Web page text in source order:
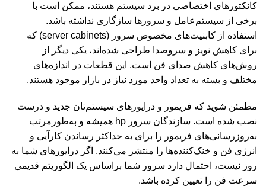
کانکتورهای اختصاصی در برد سیستم هستند، ممکن است با
برخی از سیستم‌عامل و سرورها سازگاری نداشته باشد.
استفاده از کابنیت‌های مخصوص سرور (server cabinets) که
برای کاهش نویز و سروصدا طراحی شده‌اند، یکی دیگر از
روش‌های کاهش صدای فن است. این قطعات در اندازه‌های
مختلف و بسته به تعداد واحد مورد نیاز در بازار موجود هستند.
مطمئن شوید که فریمور و درایورهای سیستم‌تان جدید و درست
نصب شده است. سازندگان سرور hp همیشه و به‌طورمرتب
به‌روزرسانی‌های فریمور را برای به حداکثر رساندن کارآیی و
انرژی فن و خنک‌کننده‌ها را منتشر می‌کنند. اگر درایورهای شما به
روز نیست، احتمال دارد سرور شما براساس یک الگوریتم قدیمی
سرعت فن را تعیین کرده باشد.